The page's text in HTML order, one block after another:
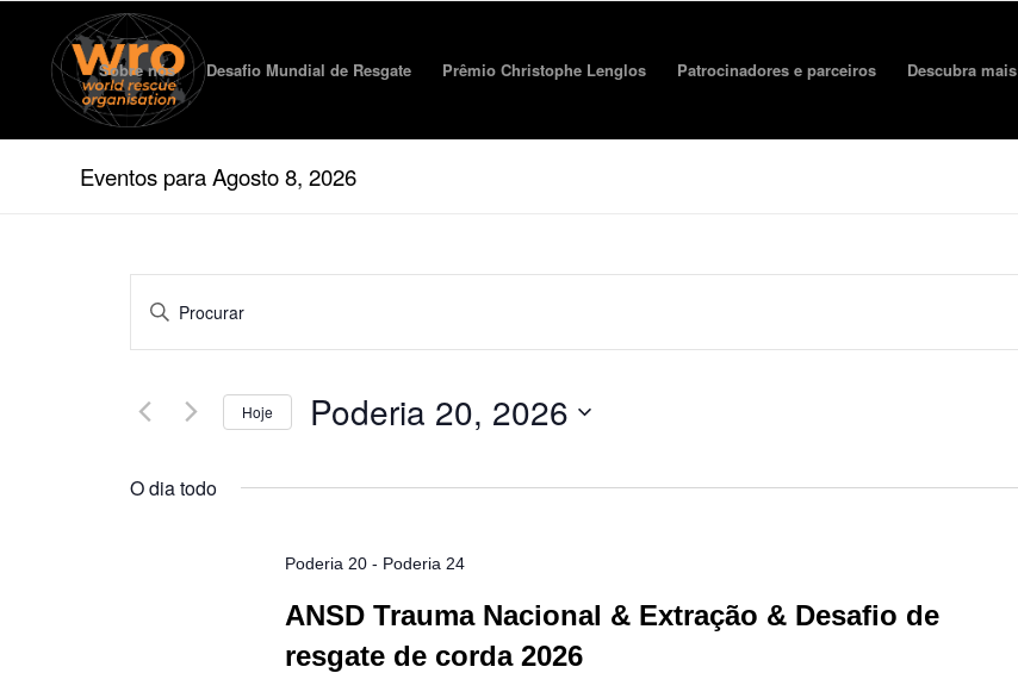
Sobre nós Desafio Mundial de Resgate Prêmio Christophe Lenglos Patrocinadores e parceiros Descubra mais
Eventos para Agosto 8, 2026
Eventos
Pesquise
e
visualizações
de
navegação
Digite
palavras
-
Procurar
Eventos
-
Hoje Poderia 20, 2026
O dia todo
Poderia 20 - Poderia 24
ANSD Trauma Nacional & Extração & Desafio de
resgate de corda 2026